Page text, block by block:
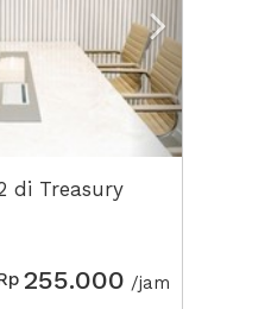
di Treasury
255.000 /jam